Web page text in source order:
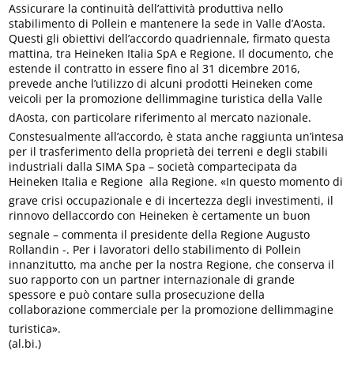
Assicurare la continuità dell’attività produttiva nello
stabilimento di Pollein e mantenere la sede in Valle d’Aosta.
Questi gli obiettivi dell’accordo quadriennale, firmato questa
mattina, tra Heineken Italia SpA e Regione. Il documento, che
estende il contratto in essere fino al 31 dicembre 2016,
prevede anche l’utilizzo di alcuni prodotti Heineken come
veicoli per la promozione dellimmagine turistica della Valle
dAosta, con particolare riferimento al mercato nazionale.
Constesualmente all’accordo, è stata anche raggiunta un’intesa
per il trasferimento della proprietà dei terreni e degli stabili
industriali dalla SIMA Spa – società compartecipata da
Heineken Italia e Regione  alla Regione. «In questo momento di
grave crisi occupazionale e di incertezza degli investimenti, il
rinnovo dellaccordo con Heineken è certamente un buon
segnale – commenta il presidente della Regione Augusto
Rollandin -. Per i lavoratori dello stabilimento di Pollein
innanzitutto, ma anche per la nostra Regione, che conserva il
suo rapporto con un partner internazionale di grande
spessore e può contare sulla prosecuzione della
collaborazione commerciale per la promozione dellimmagine
turistica».
(al.bi.)